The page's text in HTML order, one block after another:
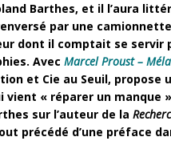
Barthes, et il l’aura
par une
dont il comptait se servir
Avec Marcel Proust –
et Cie au Seuil, propose
« réparer un manque
sur l’auteur de la
précédé d’une préface